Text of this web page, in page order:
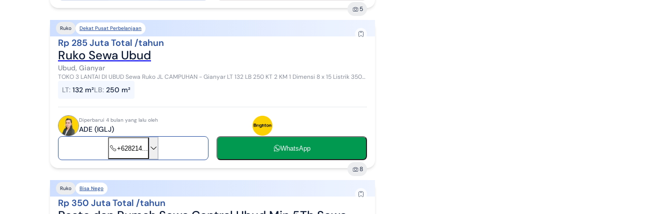
5
Ruko Dekat Pusat Perbelanjaan
Rp 285 Juta Total /tahun
Ruko Sewa Ubud
Ubud, Gianyar
TOKO 3 LANTAI DI UBUD Sewa Ruko JL CAMPUHAN - Gianyar LT 132 LB 250 KT 2 KM 1 Dimensi 8 x 15 Listrik 3500
LT: 132 m²LB: 250 m²
Diperbarui 4 bulan yang lalu oleh
ADE (IGLJ)
+628214... WhatsApp
8
Ruko Bisa Nego
Rp 350 Juta Total /tahun